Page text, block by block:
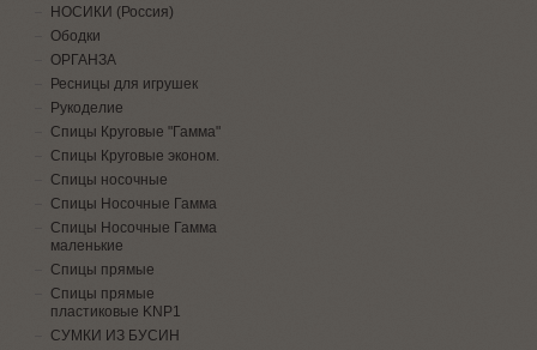
НОСИКИ (Россия)
Ободки
ОРГАНЗА
Ресницы для игрушек
Рукоделие
Спицы Круговые "Гамма"
Спицы Круговые эконом.
Спицы носочные
Спицы Носочные Гамма
Спицы Носочные Гамма
маленькие
Спицы прямые
Спицы прямые
пластиковые KNP1
СУМКИ ИЗ БУСИН